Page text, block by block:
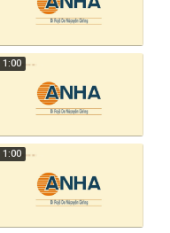
1:00
1:00